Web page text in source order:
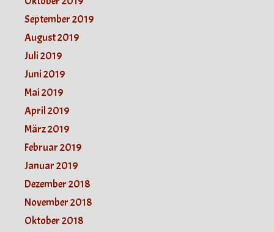
September 2019
August 2019
Juli 2019
Juni 2019
Mai 2019
April 2019
März 2019
Februar 2019
Januar 2019
Dezember 2018
November 2018
Oktober 2018